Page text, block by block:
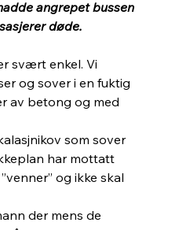
angrepet bussen
døde.
svært enkel. Vi
og sover i en fuktig
av betong og med
som sover
har mottatt
og ikke skal
der mens de